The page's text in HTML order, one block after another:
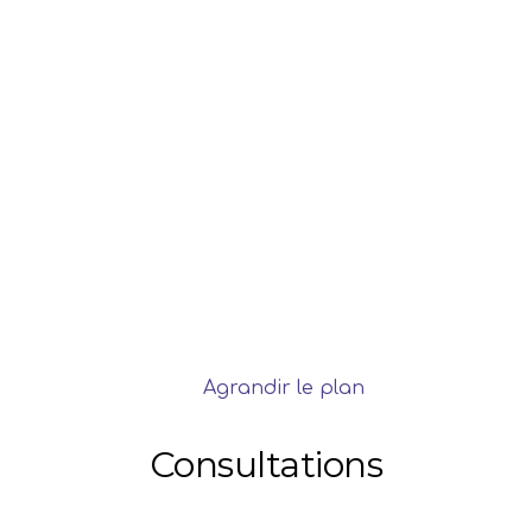
Agrandir le plan
Consultations